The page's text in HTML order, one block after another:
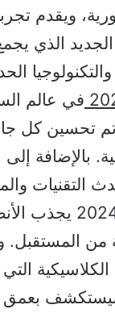
ويقدم
الجديد الذي
والتكنولوجيا
في عالم
تم تحسين كل
التقنيات
تصميم
من المستقبل.